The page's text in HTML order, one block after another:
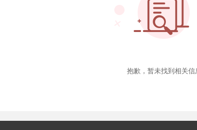
抱歉，暂未找到相关信